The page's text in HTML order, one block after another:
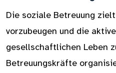
Die soziale Betreuung
vorzubeugen und die
gesellschaftlichen Leben
Betreuungskräfte